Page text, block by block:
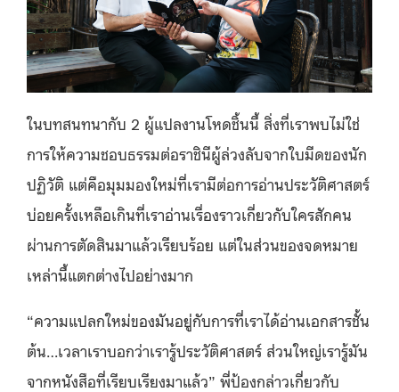
ในบทสนทนากับ 2 ผู้แปลงานโหดชิ้นนี้ สิ่งที่เราพบไม่ใช่
การให้ความชอบธรรมต่อราชินีผู้ล่วงลับจากใบมีดของนัก
ปฏิวัติ แต่คือมุมมองใหม่ที่เรามีต่อการอ่านประวัติศาสตร์
บ่อยครั้งเหลือเกินที่เราอ่านเรื่องราวเกี่ยวกับใครสักคน
ผ่านการตัดสินมาแล้วเรียบร้อย แต่ในส่วนของจดหมาย
เหล่านี้แตกต่างไปอย่างมาก
“ความแปลกใหม่ของมันอยู่กับการที่เราได้อ่านเอกสารชั้น
ต้น…เวลาเราบอกว่าเรารู้ประวัติศาสตร์ ส่วนใหญ่เรารู้มัน
จากหนังสือที่เรียบเรียงมาแล้ว” พี่ป้องกล่าวเกี่ยวกับ